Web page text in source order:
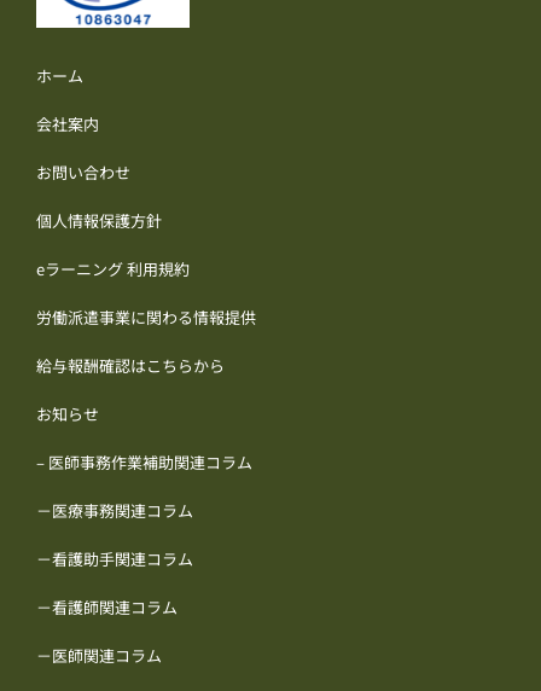
ホーム
会社案内
お問い合わせ
個人情報保護方針
eラーニング 利用規約
労働派遣事業に関わる情報提供
給与報酬確認はこちらから
お知らせ
– 医師事務作業補助関連コラム
－医療事務関連コラム
－看護助手関連コラム
－看護師関連コラム
－医師関連コラム